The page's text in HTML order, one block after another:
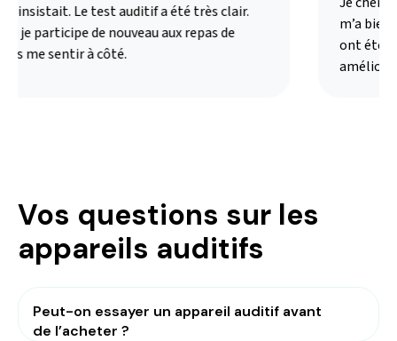
insistait. Le test auditif a été très clair.
je participe de nouveau aux repas de
me sentir à côté.
m’a bien
ont été
amélioré
Vos questions sur les
appareils auditifs
Peut-on essayer un appareil auditif avant
de l’acheter ?